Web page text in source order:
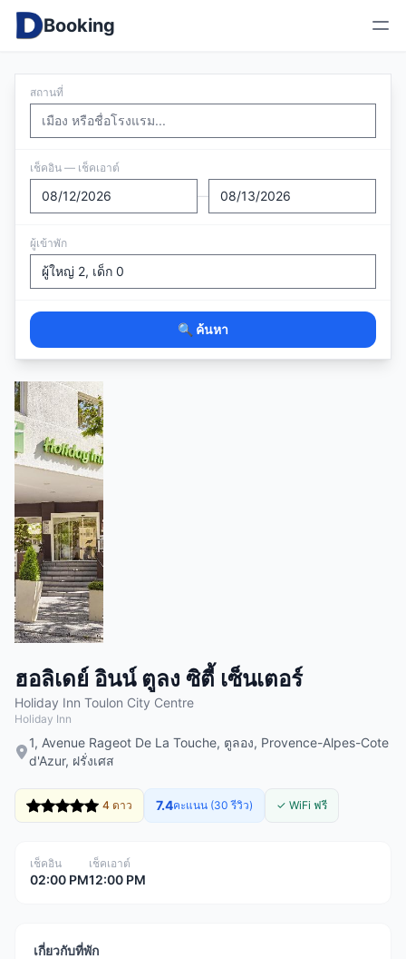
Booking
สถานที่
เช็คอิน — เช็คเอาต์
—
ผู้เข้าพัก
🔍 ค้นหา
ฮอลิเดย์ อินน์ ตูลง ซิตี้ เซ็นเตอร์
Holiday Inn Toulon City Centre
Holiday Inn
1, Avenue Rageot De La Touche, ตูลอง, Provence-Alpes-Cote
d'Azur, ฝรั่งเศส
4 ดาว 7.4คะแนน (30 รีวิว) ✓ WiFi ฟรี
เช็คอิน
02:00 PM
เช็คเอาต์
12:00 PM
เกี่ยวกับที่พัก